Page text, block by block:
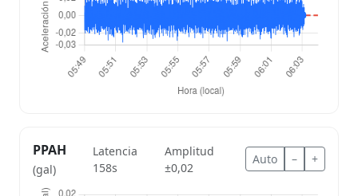
PPAH
(gal)
Latencia
158s
Amplitud
±0,02
Auto – +